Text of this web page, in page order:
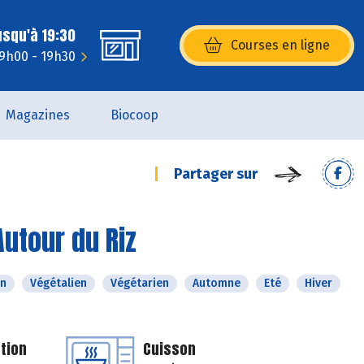
19:30
- 19h30
Courses en ligne
(s’ouvre dans une nouvelle
Magazines Biocoop
Partager sur
du Riz
Végétalien Végétarien Automne Eté
Hiver
Cuisson